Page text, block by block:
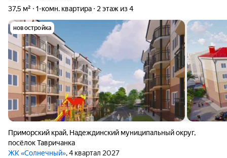
37,5 м²
1-комн. квартира 2 этаж из 4
новостройка
Приморский край, Надеждинский муниципальный округ,
посёлок Тавричанка
ЖК «Солнечный», 4 квартал 2027